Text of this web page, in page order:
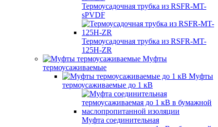
Термоусадочная трубка из RSFR-MT-
sPVDF
Термоусадочная трубка из RSFR-MT-
125H-ZR
Муфты
термоусаживаемые
Муфты
термоусаживаемые до 1 кВ
Муфта соединительная